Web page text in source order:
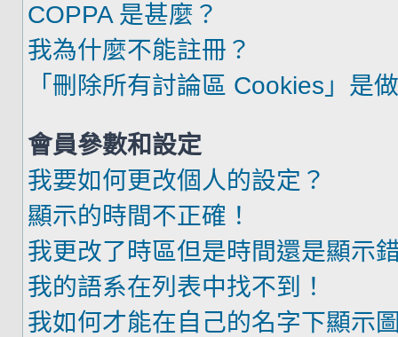
COPPA 是甚麼？
我為什麼不能註冊？
「刪除所有討論區 Cookies」是
會員參數和設定
我要如何更改個人的設定？
顯示的時間不正確！
我更改了時區但是時間還是顯示
我的語系在列表中找不到！
我如何才能在自己的名字下顯示